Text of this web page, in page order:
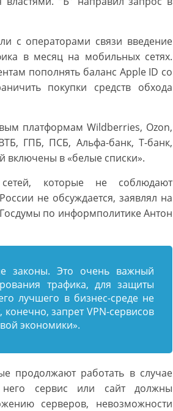
с операторами связи введение
в месяц на мобильных сетях.
пополнять баланс Apple ID со
покупки средств обхода
платформам Wildberries, Ozon,
ГПБ, ПСБ, Альфа-банк, Т-банк,
включены в «белые списки».
которые не соблюдают
не обсуждается, заявлял на
по информполитике Антон
законы. Это очень важный
трафика, для защиты
лучшего в бизнес-среде не
запрет VPN-сервисов
экономики».
продолжают работать в случае
сервис или сайт должны
серверов, невозможности